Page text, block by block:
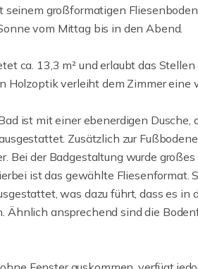
seinem großformatigen
vom Mittag bis in den Abend.
ca. 13,3 m² und erlaubt das
Holzoptik verleiht dem Zimmer eine
ist mit einer ebenerdigen
Zusätzlich zur
Bei der Badgestaltung wurde
ist das gewählte Fliesenformat.
was dazu führt, dass es in
Ähnlich ansprechend sind die